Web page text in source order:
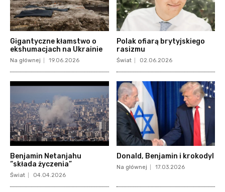
Gigantyczne kłamstwo o
ekshumacjach na Ukrainie
Na głównej 19.06.2026
Polak ofiarą brytyjskiego
rasizmu
Świat 02.06.2026
Benjamin Netanjahu
“składa życzenia”
Świat 04.04.2026
Donald, Benjamin i krokodyl
Na głównej 17.03.2026